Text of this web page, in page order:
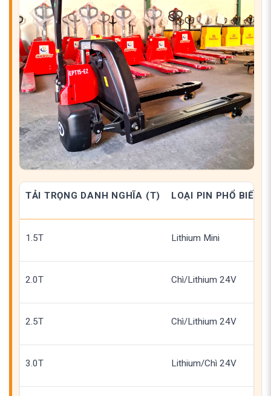
TẢI TRỌNG DANH NGHĨA (T) LOẠI PIN PHỔ BIẾN
1.5T Lithium Mini
2.0T Chì/Lithium 24V
2.5T Chì/Lithium 24V
3.0T Lithium/Chì 24V